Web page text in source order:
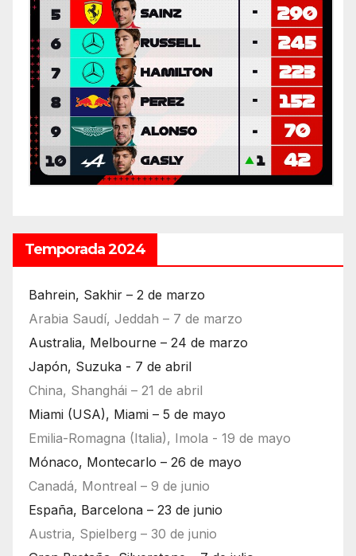
Temporada 2024
Bahrein, Sakhir – 2 de marzo
Arabia Saudí, Jeddah – 7 de marzo
Australia, Melbourne – 24 de marzo
Japón, Suzuka - 7 de abril
China, Shanghái – 21 de abril
Miami (USA), Miami – 5 de mayo
Emilia-Romagna (Italia), Imola - 19 de mayo
Mónaco, Montecarlo – 26 de mayo
Canadá, Montreal – 9 de junio
España, Barcelona – 23 de junio
Austria, Spielberg – 30 de junio